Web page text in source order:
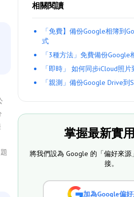
相關閱讀
「免費】備份Google相簿到
式
「3種方法」免費備份Google
「即時」 如何同步iCloud照片
「親測」備份Google Drive
掌握最新實
將我們設為 Google 的「偏好來
接。
加為Google偏好